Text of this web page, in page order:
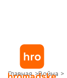
Главная Война
Военный из